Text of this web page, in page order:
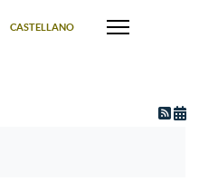
CASTELLANO